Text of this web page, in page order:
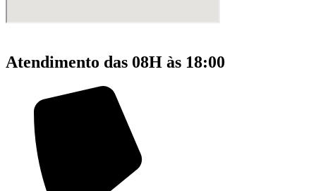
Atendimento das 08H às 18:00